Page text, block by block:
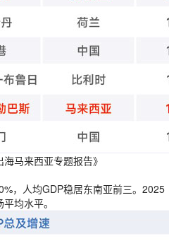
马来西亚专题报告》
，人均GDP稳居东南亚前三。2025
均水平。